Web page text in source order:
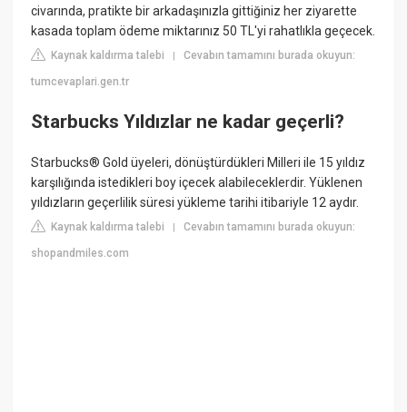
civarında, pratikte bir arkadaşınızla gittiğiniz her ziyarette
kasada toplam ödeme miktarınız 50 TL'yi rahatlıkla geçecek.
Kaynak kaldırma talebi |Cevabın tamamını burada okuyun:
tumcevaplari.gen.tr
Starbucks Yıldızlar ne kadar geçerli?
Starbucks® Gold üyeleri, dönüştürdükleri Milleri ile 15 yıldız
karşılığında istedikleri boy içecek alabileceklerdir. Yüklenen
yıldızların geçerlilik süresi yükleme tarihi itibariyle 12 aydır.
Kaynak kaldırma talebi |Cevabın tamamını burada okuyun:
shopandmiles.com